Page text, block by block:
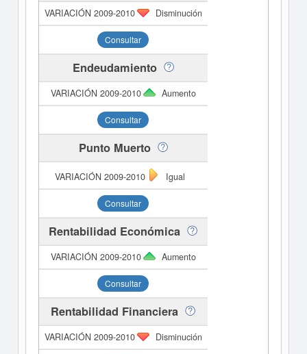
Disminución
Consultar
Endeudamiento
Aumento
Consultar
Punto Muerto
Igual
Consultar
Rentabilidad Económica
Aumento
Consultar
Rentabilidad Financiera
Disminución